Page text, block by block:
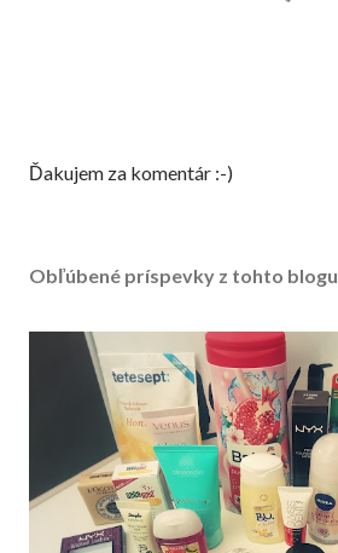
Z
e
n
o
m
Ďakujem za komentár :-)
Obľúbené príspevky z tohto blogu